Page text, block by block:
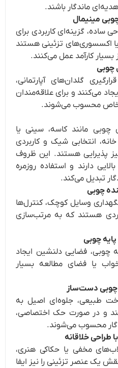
ماندگار باشند.
مینیمال
ساده، گزینه‌ای کاربردی برای
اکسسوری‌های تزئینی هستند
کارآمد عمل می‌کنند.
چوبی
گلدان‌های آپارتمانی،
می‌کنند و برای علاقه‌مندان
خاص محسوب می‌شوند.
مانند کاسه، سینی یا
انتخابی شیک و کاربردی
پذیرایی هستند. این ظروف
دارند و استفاده روزمره
تبدیل می‌کند.
چوبی
وسایل کوچک، کنترل‌ها
هستند که به مرتب‌سازی
پایه چوبی
چوبی، فضایی دلنشین ایجاد
یا فضای مطالعه بسیار
چوبی دست‌ساز
طبیعی، جلوه‌ای اصیل به
و در صورت حک اختصاصی،
محسوب می‌شوند.
طراحی خلاقانه
مخفی یا حکاکی هنری،
نقش یک عنصر تزئینی را نیز ایفا